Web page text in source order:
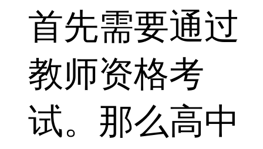
首先需要通过
教师资格考
试。那么高中